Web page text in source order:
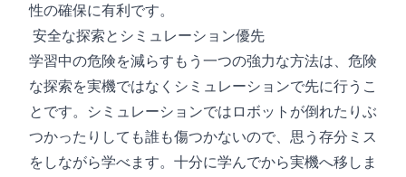
性の確保に有利です。
安全な探索とシミュレーション優先
学習中の危険を減らすもう一つの強力な方法は、危険
な探索を実機ではなくシミュレーションで先に行うこ
とです。シミュレーションではロボットが倒れたりぶ
つかったりしても誰も傷つかないので、思う存分ミス
をしながら学べます。十分に学んでから実機へ移しま